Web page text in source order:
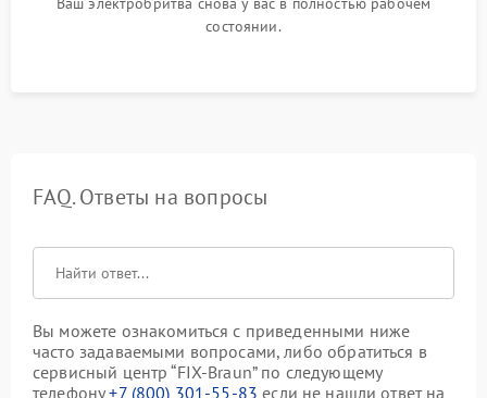
состоянии.
FAQ. Ответы на вопросы
Вы можете ознакомиться с приведенными ниже
часто задаваемыми вопросами, либо обратиться в
сервисный центр “FIX-Braun” по следующему
телефону+7 (800) 301-55-83 если не нашли ответ на